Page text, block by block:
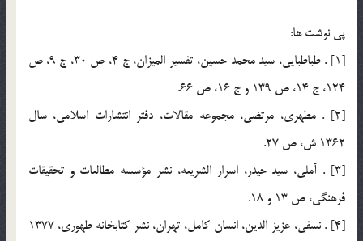
پي نوشت ها:
[1] . طباطبايي، سيد محمد حسين، تفسير الميزان، ج 4، ص 30، ج 9، ص
124، ج 14، ص 139 و ج 16، ص 66.
[2] . مطهري، ‌مرتضي، مجموعه مقالات، دفتر انتشارات اسلامي، سال
1362 ش، ص 27.
[3] . آملي، سيد حيدر، اسرار الشريعه، نشر مؤسسه مطالعات و تحقيقات
فرهنگي، ص 13 و 18.
[4] . نسفي، عزيز الدين، انسان كامل، تهران، نشر كتابخانه طهوري، 1377